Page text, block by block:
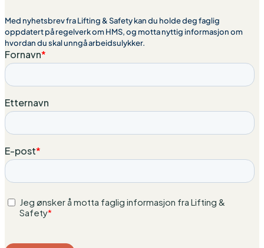
Med nyhetsbrev fra Lifting & Safety kan du holde deg faglig
oppdatert på regelverk om HMS, og motta nyttig informasjon om
hvordan du skal unngå arbeidsulykker.